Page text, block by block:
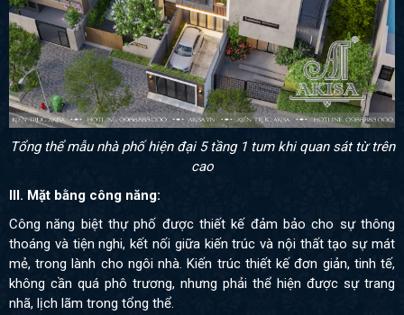
Tổng thể mẫu nhà phố hiện đại 5 tầng 1 tum khi quan sát từ trên
cao
III. Mặt bằng công năng:
Công năng biệt thự phố được thiết kế đảm bảo cho sự thông
thoáng và tiện nghi, kết nối giữa kiến trúc và nội thất tạo sự mát
mẻ, trong lành cho ngôi nhà. Kiến trúc thiết kế đơn giản, tinh tế,
không cần quá phô trương, nhưng phải thể hiện được sự trang
nhã, lịch lãm trong tổng thể.